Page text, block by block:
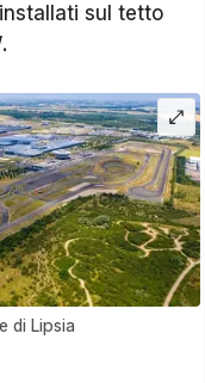
installati sul tetto
.
di Lipsia